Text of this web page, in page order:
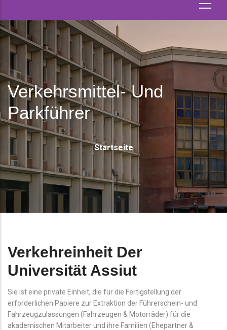
Verkehrsmittel- Und
Parkführer
Startseite
Verkehreinheit Der
Universität Assiut
Sie ist eine private Einheit, die für die Fertigstellung der
erforderlichen Papiere zur Extraktion der Führerschein- und
Fahrzeugzulassungen (Fahrzeugen & Motorräder) für die
akademischen Mitarbeiter und ihre Familien (Ehepartner &